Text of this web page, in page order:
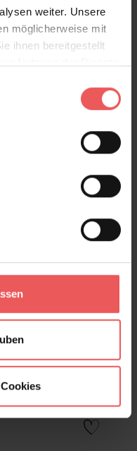
weiter. Unsere
möglicherweise mit
ihnen bereitgestellt